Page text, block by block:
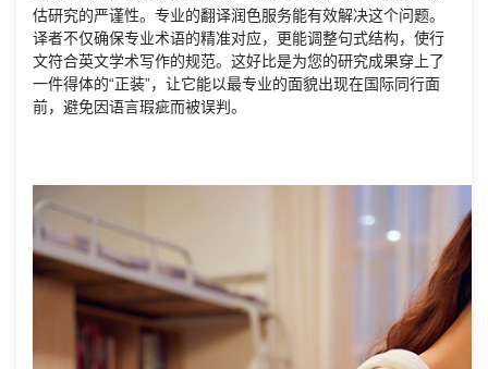
估研究的严谨性。专业的翻译润色服务能有效解决这个问题。
译者不仅确保专业术语的精准对应，更能调整句式结构，使行
文符合英文学术写作的规范。这好比是为您的研究成果穿上了
一件得体的“正装”，让它能以最专业的面貌出现在国际同行面
前，避免因语言瑕疵而被误判。